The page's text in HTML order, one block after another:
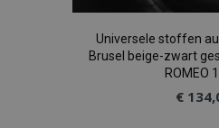
Universele stoffen
Brusel beige-zwart
ROMEO
€